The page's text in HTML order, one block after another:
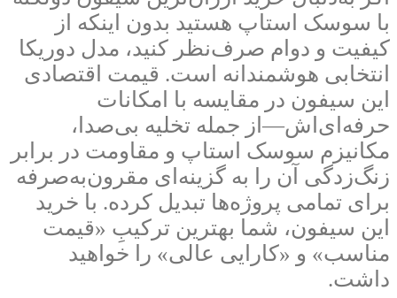
با سوسک استاپ هستید بدون اینکه از
کیفیت و دوام صرف‌نظر کنید، مدل دوریکا
انتخابی هوشمندانه است. قیمت اقتصادی
این سیفون در مقایسه با امکانات
حرفه‌ای‌اش—از جمله تخلیه بی‌صدا،
مکانیزم سوسک استاپ و مقاومت در برابر
زنگ‌زدگی آن را به گزینه‌ای مقرون‌به‌صرفه
برای تمامی پروژه‌ها تبدیل کرده. با خرید
این سیفون، شما بهترین ترکیبِ «قیمت
مناسب» و «کارایی عالی» را خواهید
داشت.